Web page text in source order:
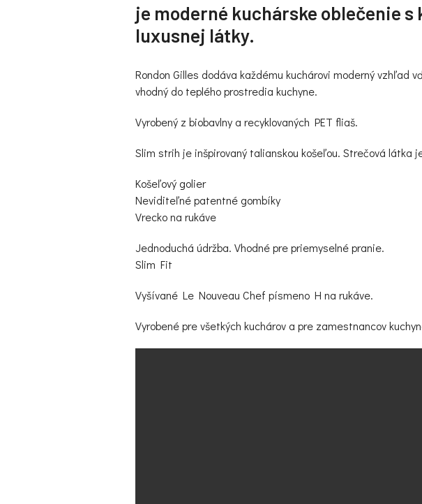
je moderné kuchárske oblečenie
luxusnej látky.
Rondon Gilles dodáva každému kuchárovi moderný vzhľad
vhodný do teplého prostredia kuchyne.
Vyrobený z biobavlny a recyklovaných PET fliaš.
Slim strih je inšpirovaný talianskou košeľou. Strečová látka
Košeľový golier
Neviditeľné patentné gombíky
Vrecko na rukáve
Jednoduchá údržba. Vhodné pre priemyselné pranie.
Slim Fit
Vyšívané Le Nouveau Chef písmeno H na rukáve.
Vyrobené pre všetkých kuchárov a pre zamestnancov